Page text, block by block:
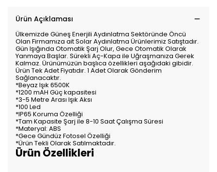
Ürün Açıklaması
Ülkemizde Güneş Enerjili Aydınlatma Sektöründe Öncü
Olan Firmamıza ait Solar Aydınlatma Ürünlerimiz Satıştadır.
Gün Işığında Otomatik Şarj Olur, Gece Otomatik Olarak
Yanmaya Başlar. Sürekli Aç-Kapa ile Uğraşmanıza Gerek
Kalmaz. Ürünümüzün başlıca özellikleri aşağıdaki gibidir.
Ürün Tek Adet Fiyatıdır. 1 Adet Olarak Gönderim
Sağlanacaktır.
*Beyaz Işık 6500K
*1200 mAH Güç kapasitesi
*3-5 Metre Arası Işık Aksı
*100 Led
*IP65 Koruma Özelliği
*Tam Kapasite Şarj ile 8-10 Saat Çalışma Süresi
*Materyal: ABS
*Gece Gündüz Fotosel Özelliği
*Ürün Tekli Olarak Satılmaktadır.
Ürün Özellikleri